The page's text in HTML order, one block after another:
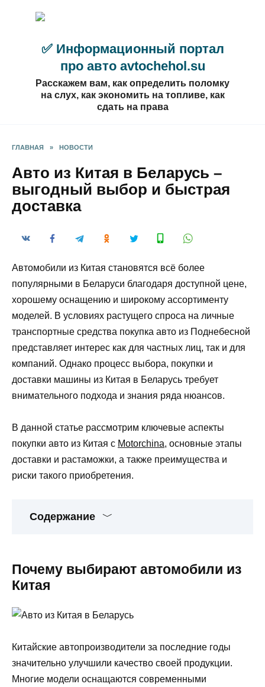
✅ Информационный портал
про авто avtochehol.su
Расскажем вам, как определить поломку
на слух, как экономить на топливе, как
сдать на права
ГЛАВНАЯ » НОВОСТИ
Авто из Китая в Беларусь –
выгодный выбор и быстрая
доставка
Автомобили из Китая становятся всё более
популярными в Беларуси благодаря доступной цене,
хорошему оснащению и широкому ассортименту
моделей. В условиях растущего спроса на личные
транспортные средства покупка авто из Поднебесной
представляет интерес как для частных лиц, так и для
компаний. Однако процесс выбора, покупки и
доставки машины из Китая в Беларусь требует
внимательного подхода и знания ряда нюансов.
В данной статье рассмотрим ключевые аспекты
покупки авто из Китая c Motorchina, основные этапы
доставки и растаможки, а также преимущества и
риски такого приобретения.
Содержание
Почему выбирают автомобили из
Китая
Китайские автопроизводители за последние годы
значительно улучшили качество своей продукции.
Многие модели оснащаются современными